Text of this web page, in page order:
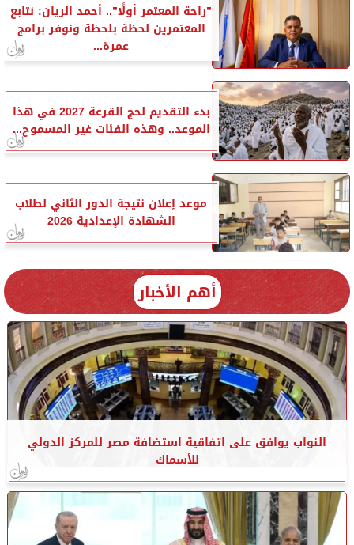
”راحة المعتمر أولًا”.. أحمد الريان: نتابع
المعتمرين لحظة بلحظة ونوفر برامج
عمرة...
بدء التقديم لحج القرعة 2027 في هذا
الموعد.. وهذه الفئات غير المسموح...
موعد إعلان نتيجة الدور الثاني لطلاب
الشهادة الإعدادية 2026
أهم الأخبار
النواب يوافق على اتفاقية استضافة مصر للمركز الدولي
للأسماك